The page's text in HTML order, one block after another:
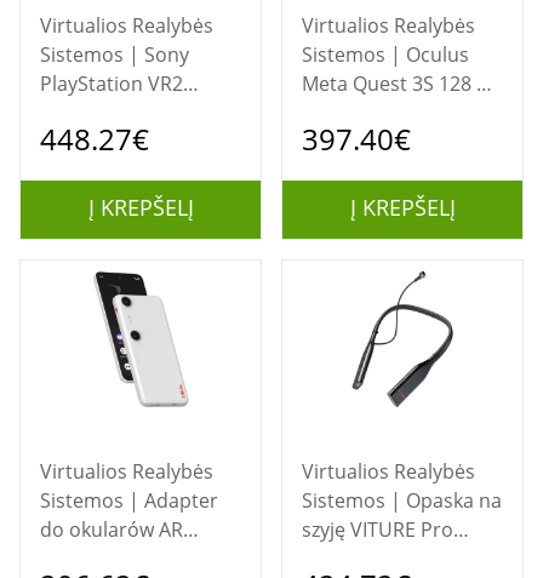
Virtualios Realybės
Sistemos | Sony
PlayStation VR2
dedams ekranas 560
448.27€
Į KREPŠELĮ
Virtualios Realybės
Sistemos | Oculus
Meta Quest 3S 128 GB
realybės akiniai
397.40€
Į KREPŠELĮ
Virtualios Realybės
Sistemos | Adapter
do okularów AR
Virtualios Realybės
Sistemos | Opaska na
szyję VITURE Pro